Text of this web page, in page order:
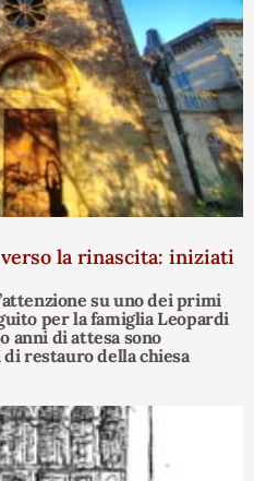
la rinascita: iniziati
su uno dei primi
per la famiglia Leopardi
anni di attesa sono
restauro della chiesa